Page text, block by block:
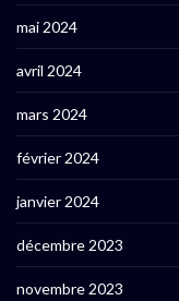
mai 2024
avril 2024
mars 2024
février 2024
janvier 2024
décembre 2023
novembre 2023